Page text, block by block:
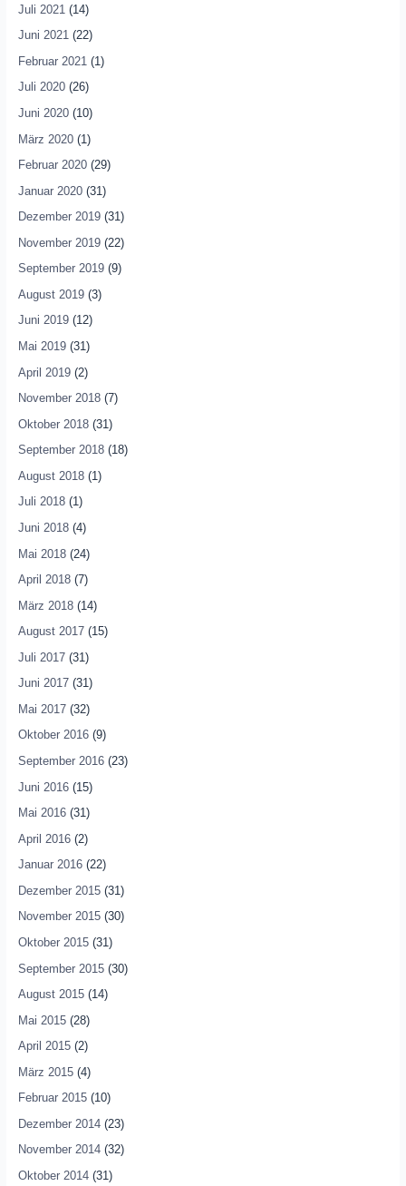
Juli 2021 (14)
Juni 2021(22)
Februar 2021 (1)
Juli 2020(26)
Juni 2020(10)
März 2020(1)
Februar 2020(29)
Januar 2020(31)
Dezember 2019(31)
November 2019(22)
September 2019(9)
August 2019(3)
Juni 2019(12)
Mai 2019(31)
April 2019(2)
November 2018(7)
Oktober 2018(31)
September 2018(18)
August 2018(1)
Juli 2018(1)
Juni 2018(4)
Mai 2018(24)
April 2018(7)
März 2018(14)
August 2017(15)
Juli 2017(31)
Juni 2017(31)
Mai 2017(32)
Oktober 2016(9)
September 2016(23)
Juni 2016(15)
Mai 2016(31)
April 2016(2)
Januar 2016(22)
Dezember 2015(31)
November 2015(30)
Oktober 2015(31)
September 2015(30)
August 2015(14)
Mai 2015(28)
April 2015(2)
März 2015(4)
Februar 2015(10)
Dezember 2014(23)
November 2014(32)
Oktober 2014(31)